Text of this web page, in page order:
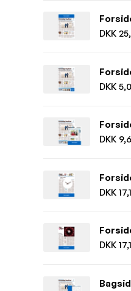
DKK
DKK
DKK
DKK
DKK